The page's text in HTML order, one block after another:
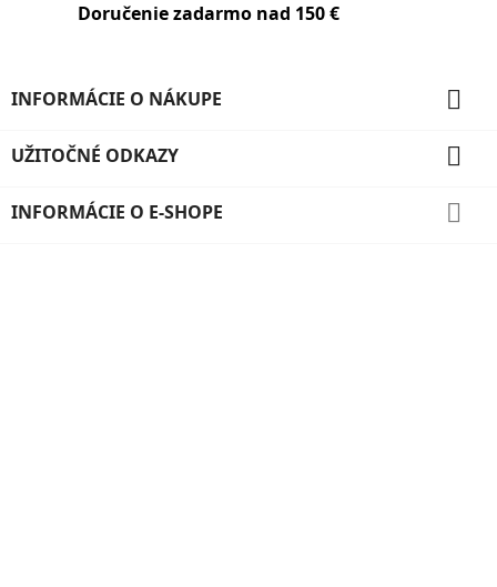
Doručenie zadarmo nad 150 €
INFORMÁCIE O NÁKUPE 
UŽITOČNÉ ODKAZY 
INFORMÁCIE O E-SHOPE 